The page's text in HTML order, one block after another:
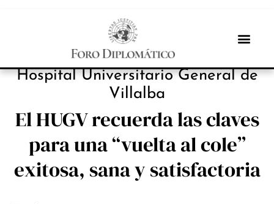
INBOX INTERNACIONAL
Hospital Universitario General de
Villalba
El HUGV recuerda las claves
para una “vuelta al cole”
exitosa, sana y satisfactoria